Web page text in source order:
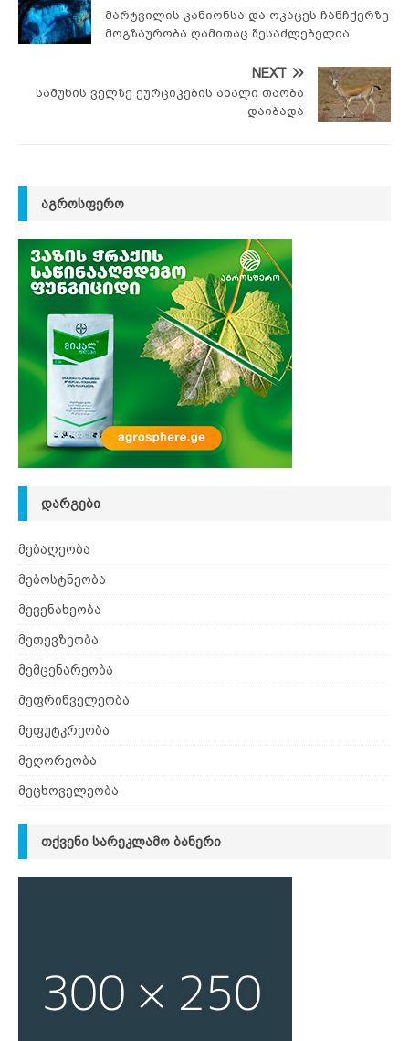
მარტვილის კანიონსა და ოკაცეს ჩანჩქერზე
მოგზაურობა ღამითაც შესაძლებელია
NEXT
სამუხის ველზე ქურციკების ახალი თაობა
დაიბადა
ᲐᲒᲠᲝᲡᲤᲔᲠᲝ
ᲓᲐᲠᲒᲔᲑᲘ
მებაღეობა
მებოსტნეობა
მევენახეობა
მეთევზეობა
მემცენარეობა
მეფრინველეობა
მეფუტკრეობა
მეღორეობა
მეცხოველეობა
ᲗᲥᲕᲔᲜᲘ ᲡᲐᲠᲔᲙᲚᲐᲛᲝ ᲑᲐᲜᲔᲠᲘ